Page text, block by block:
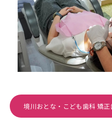
境川おとな・こども歯科 矯